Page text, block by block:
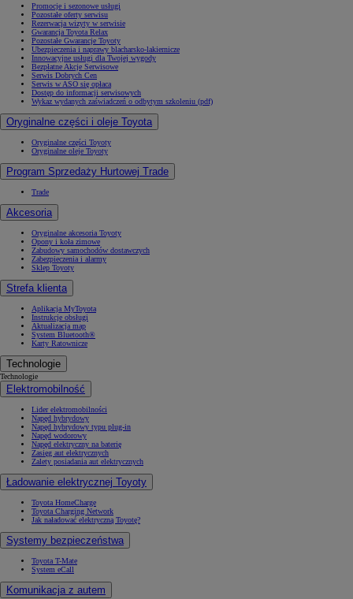
Promocje i sezonowe usługi
Pozostałe oferty serwisu
Rezerwacja wizyty w serwisie
Gwarancja Toyota Relax
Pozostałe Gwarancje Toyoty
Ubezpieczenia i naprawy blacharsko-lakiernicze
Innowacyjne usługi dla Twojej wygody
Bezpłatne Akcje Serwisowe
Serwis Dobrych Cen
Serwis w ASO się opłaca
Dostęp do informacji serwisowych
Wykaz wydanych zaświadczeń o odbytym szkoleniu (pdf)
Oryginalne części i oleje Toyota
Oryginalne części Toyoty
Oryginalne oleje Toyoty
Program Sprzedaży Hurtowej Trade
Trade
Akcesoria
Oryginalne akcesoria Toyoty
Opony i koła zimowe
Zabudowy samochodów dostawczych
Zabezpieczenia i alarmy
Sklep Toyoty
Strefa klienta
Aplikacja MyToyota
Instrukcje obsługi
Aktualizacja map
System Bluetooth®
Karty Ratownicze
Technologie
Technologie
Elektromobilność
Lider elektromobilności
Napęd hybrydowy
Napęd hybrydowy typu plug-in
Napęd wodorowy
Napęd elektryczny na baterię
Zasięg aut elektrycznych
Zalety posiadania aut elektrycznych
Ładowanie elektrycznej Toyoty
Toyota HomeCharge
Toyota Charging Network
Jak naładować elektryczną Toyotę?
Systemy bezpieczeństwa
Toyota T-Mate
System eCall
Komunikacja z autem